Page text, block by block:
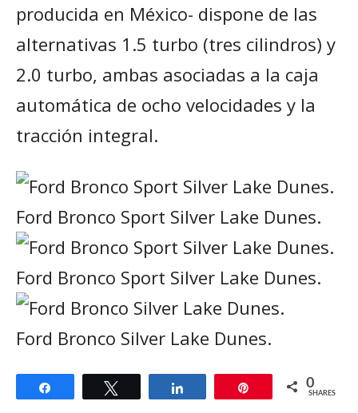
producida en México- dispone de las
alternativas 1.5 turbo (tres cilindros) y
2.0 turbo, ambas asociadas a la caja
automática de ocho velocidades y la
tracción integral.
Ford Bronco Sport Silver Lake Dunes.
Ford Bronco Sport Silver Lake Dunes.
Ford Bronco Silver Lake Dunes.
0
SHARES